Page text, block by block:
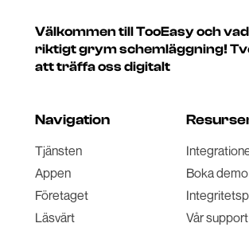
Välkommen till TooEasy och
riktigt grym schemläggning!
att träffa oss digitalt
Navigation
Tjänsten
Appen
Företaget
Läsvärt
Boka demo
Vår support